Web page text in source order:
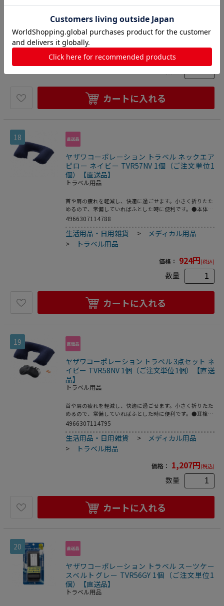
コードを外すことが可能です。霧吹き機能付き。●消費電
電源プラグ：Aタイプ●本体重量：約185g●カラー：ホワイ
生活用品・日用雑貨>メディカル用品
>トラベル用品
価格：2,810
カートに入れる
18
ヤザワコーポレーション トラベル ネックエア
ピロー ネイビー TVR57NV 1個（ご注文単位1
個）【直送品】
トラベル用品
首や肩の疲れを軽減し、快適に過ごせます。小さく折りたた
めるので、常備していればふとした時に便利です。●本体重
量：約50g●カラー：ネイビー
4966307114788
生活用品・日用雑貨 > メディカル用品
>
トラベル用品
価格： 924円(税込)
数量
カートに入れる
19
ヤザワコーポレーション トラベル 3点セット ネ
イビー TVR58NV 1個（ご注文単位1個）【直送
品】
トラベル用品
首や肩の疲れを軽減し、快適に過ごせます。小さく折りたた
めるので、常備していればふとした時に便利です。●耳栓：
W15×H25×D10mm●本体重量：約60g●カラー：ネイビー
4966307114795
生活用品・日用雑貨 > メディカル用品
>
トラベル用品
価格： 1,207円(税込)
数量
カートに入れる
20
ヤザワコーポレーション トラベル スーツケー
スベルトグレー TVR56GY 1個（ご注文単位1
個）【直送品】
トラベル用品